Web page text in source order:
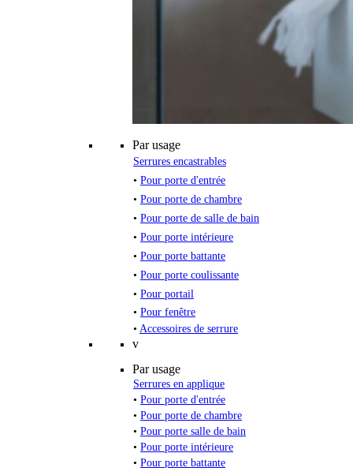
Par usage
Serrures encastrables
• Pour porte d'entrée
• Pour porte de chambre
• Pour porte de salle de bain
• Pour porte intérieure
• Pour porte battante
• Pour porte coulissante
• Pour portail
• Pour fenêtre
• Accessoires de serrure
v
Par usage
Serrures en applique
• Pour porte d'entrée
• Pour porte de chambre
• Pour porte salle de bain
• Pour porte intérieure
• Pour porte battante